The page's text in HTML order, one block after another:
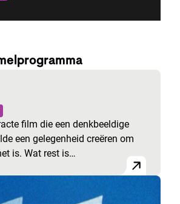
film die een denkbeeldige
een gelegenheid creëren om
is. Wat rest is…